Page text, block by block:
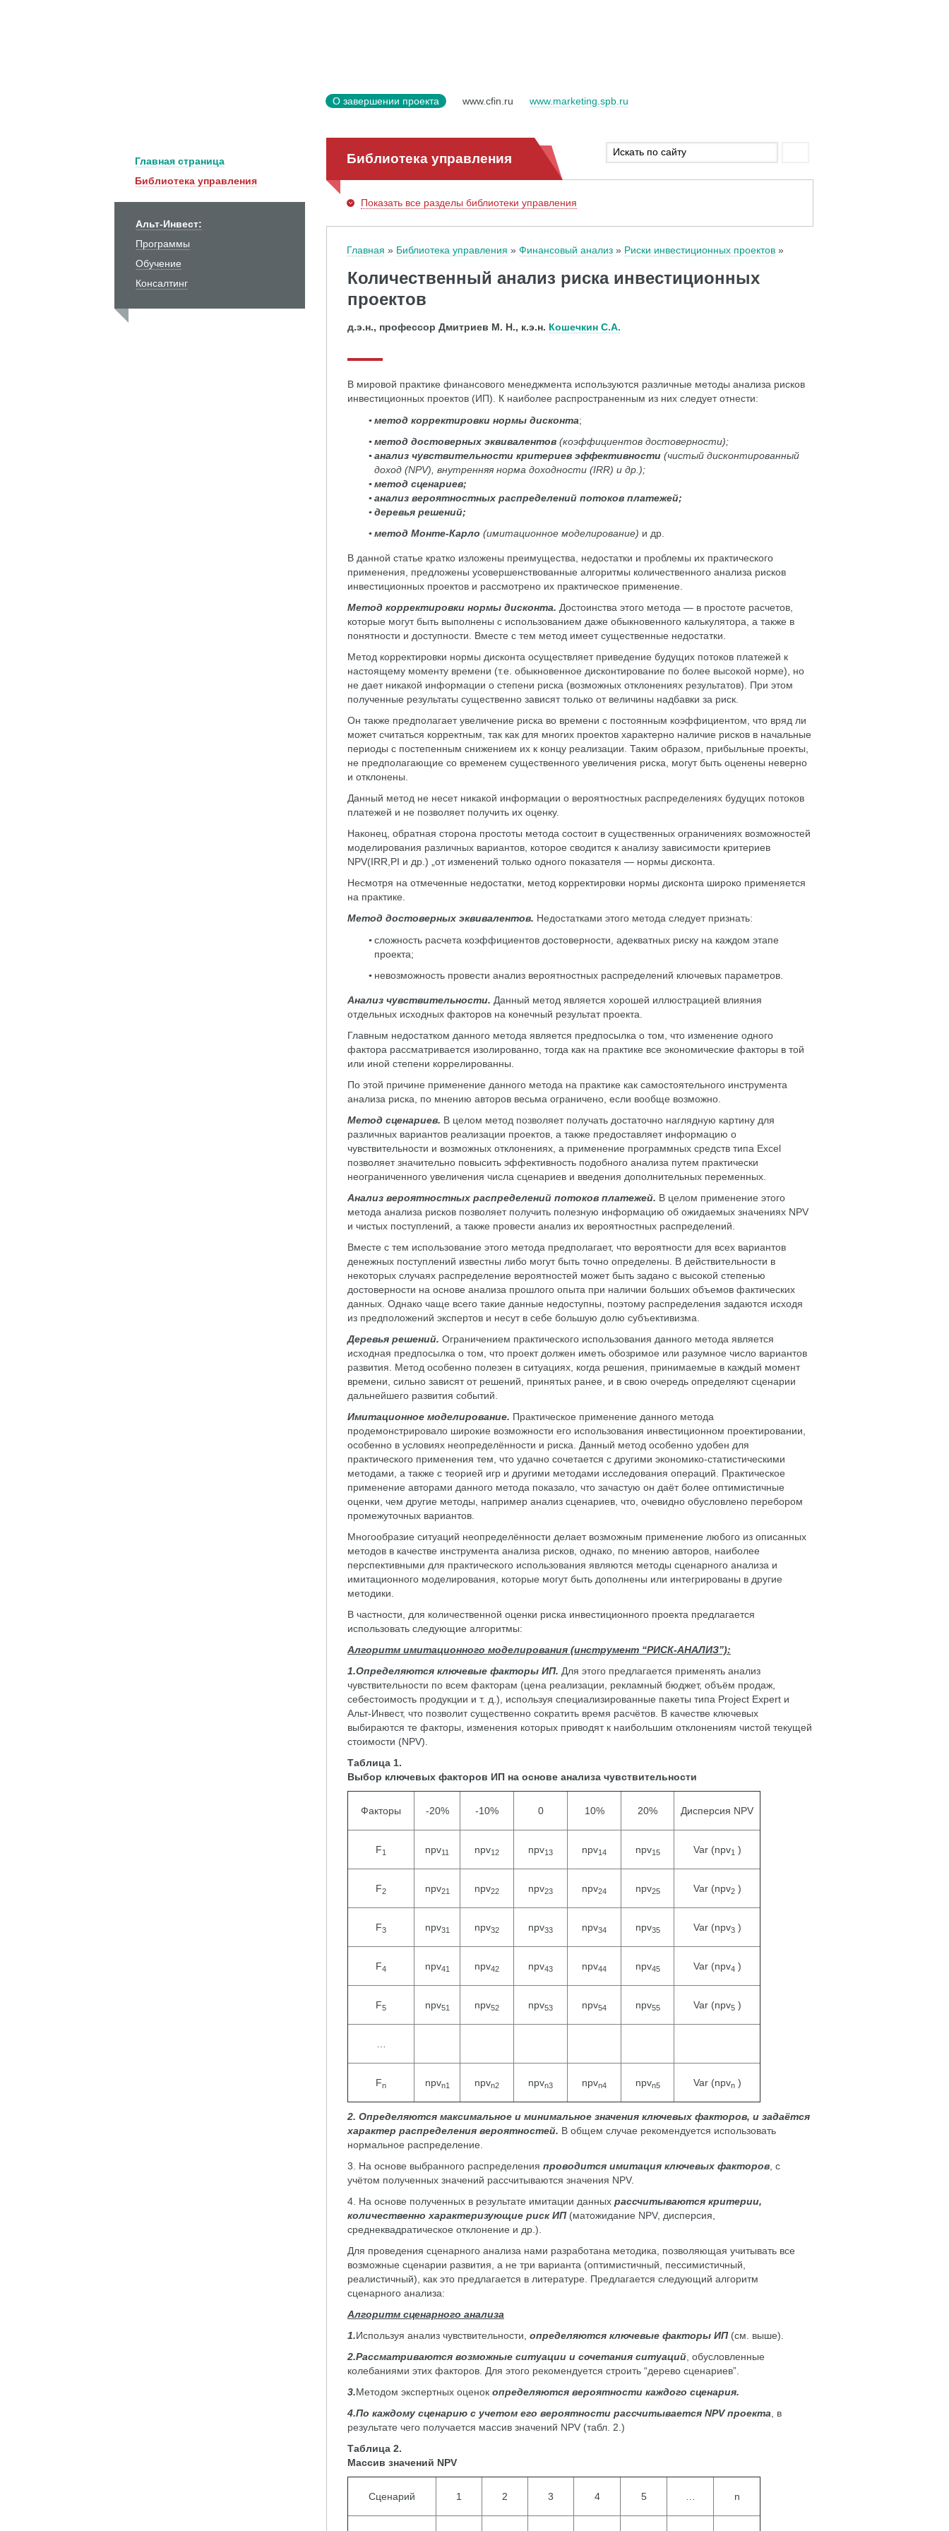
О завершении проекта www.cfin.ru www.marketing.spb.ru
Главная страница
Библиотека управления
Альт-Инвест:
Программы
Обучение
Консалтинг
Библиотека управления
Показать все разделы библиотеки управления
Главная Библиотека управления Финансовый анализ Риски инвестиционных проектов
Количественный анализ риска инвестиционных
проектов
д.э.н., профессор Дмитриев М. Н., к.э.н. Кошечкин С.А.
В мировой практике финансового менеджмента используются различные методы анализа рисков
инвестиционных проектов (ИП). К наиболее распространенным из них следует отнести:
метод корректировки нормы дисконта;
метод достоверных эквивалентов (коэффициентов достоверности);
анализ чувствительности критериев эффективности (чистый дисконтированный
доход (NPV), внутренняя норма доходности (IRR) и др.);
метод сценариев;
анализ вероятностных распределений потоков платежей;
деревья решений;
метод Монте-Карло (имитационное моделирование) и др.
В данной статье кратко изложены преимущества, недостатки и проблемы их практического
применения, предложены усовершенствованные алгоритмы количественного анализа рисков
инвестиционных проектов и рассмотрено их практическое применение.
Метод корректировки нормы дисконта. Достоинства этого метода — в простоте расчетов,
которые могут быть выполнены с использованием даже обыкновенного калькулятора, а также в
понятности и доступности. Вместе с тем метод имеет существенные недостатки.
Метод корректировки нормы дисконта осуществляет приведение будущих потоков платежей к
настоящему моменту времени (т.е. обыкновенное дисконтирование по более высокой норме), но
не дает никакой информации о степени риска (возможных отклонениях результатов). При этом
полученные результаты существенно зависят только от величины надбавки за риск.
Он также предполагает увеличение риска во времени с постоянным коэффициентом, что вряд ли
может считаться корректным, так как для многих проектов характерно наличие рисков в начальные
периоды с постепенным снижением их к концу реализации. Таким образом, прибыльные проекты,
не предполагающие со временем существенного увеличения риска, могут быть оценены неверно
и отклонены.
Данный метод не несет никакой информации о вероятностных распределениях будущих потоков
платежей и не позволяет получить их оценку.
Наконец, обратная сторона простоты метода состоит в существенных ограничениях возможностей
моделирования различных вариантов, которое сводится к анализу зависимости критериев
NPV(IRR,PI и др.) „от изменений только одного показателя — нормы дисконта.
Несмотря на отмеченные недостатки, метод корректировки нормы дисконта широко применяется
на практике.
Метод достоверных эквивалентов. Недостатками этого метода следует признать:
сложность расчета коэффициентов достоверности, адекватных риску на каждом этапе
проекта;
невозможность провести анализ вероятностных распределений ключевых параметров.
Анализ чувствительности. Данный метод является хорошей иллюстрацией влияния
отдельных исходных факторов на конечный результат проекта.
Главным недостатком данного метода является предпосылка о том, что изменение одного
фактора рассматривается изолированно, тогда как на практике все экономические факторы в той
или иной степени коррелированны.
По этой причине применение данного метода на практике как самостоятельного инструмента
анализа риска, по мнению авторов весьма ограничено, если вообще возможно.
Метод сценариев. В целом метод позволяет получать достаточно наглядную картину для
различных вариантов реализации проектов, а также предоставляет информацию о
чувствительности и возможных отклонениях, а применение программных средств типа Excel
позволяет значительно повысить эффективность подобного анализа путем практически
неограниченного увеличения числа сценариев и введения дополнительных переменных.
Анализ вероятностных распределений потоков платежей. В целом применение этого
метода анализа рисков позволяет получить полезную информацию об ожидаемых значениях NPV
и чистых поступлений, а также провести анализ их вероятностных распределений.
Вместе с тем использование этого метода предполагает, что вероятности для всех вариантов
денежных поступлений известны либо могут быть точно определены. В действительности в
некоторых случаях распределение вероятностей может быть задано с высокой степенью
достоверности на основе анализа прошлого опыта при наличии больших объемов фактических
данных. Однако чаще всего такие данные недоступны, поэтому распределения задаются исходя
из предположений экспертов и несут в себе большую долю субъективизма.
Деревья решений. Ограничением практического использования данного метода является
исходная предпосылка о том, что проект должен иметь обозримое или разумное число вариантов
развития. Метод особенно полезен в ситуациях, когда решения, принимаемые в каждый момент
времени, сильно зависят от решений, принятых ранее, и в свою очередь определяют сценарии
дальнейшего развития событий.
Имитационное моделирование. Практическое применение данного метода
продемонстрировало широкие возможности его использования инвестиционном проектировании,
особенно в условиях неопределённости и риска. Данный метод особенно удобен для
практического применения тем, что удачно сочетается с другими экономико-статистическими
методами, а также с теорией игр и другими методами исследования операций. Практическое
применение авторами данного метода показало, что зачастую он даёт более оптимистичные
оценки, чем другие методы, например анализ сценариев, что, очевидно обусловлено перебором
промежуточных вариантов.
Многообразие ситуаций неопределённости делает возможным применение любого из описанных
методов в качестве инструмента анализа рисков, однако, по мнению авторов, наиболее
перспективными для практического использования являются методы сценарного анализа и
имитационного моделирования, которые могут быть дополнены или интегрированы в другие
методики.
В частности, для количественной оценки риска инвестиционного проекта предлагается
использовать следующие алгоритмы:
Алгоритм имитационного моделирования (инструмент “РИСК-АНАЛИЗ”):
1.Определяются ключевые факторы ИП. Для этого предлагается применять анализ
чувствительности по всем факторам (цена реализации, рекламный бюджет, объём продаж,
себестоимость продукции и т. д.), используя специализированные пакеты типа Project Expert и
Альт-Инвест, что позволит существенно сократить время расчётов. В качестве ключевых
выбираются те факторы, изменения которых приводят к наибольшим отклонениям чистой текущей
стоимости (NPV).
Таблица 1.
Выбор ключевых факторов ИП на основе анализа чувствительности
Факторы -20% -10% 0 10% 20% Дисперсия NPV
F1 npv11 npv12 npv13 npv14 npv15 Var (npv1 )
F2 npv21 npv22 npv23 npv24 npv25 Var (npv2)
F3 npv31 npv32 npv33 npv34 npv35 Var (npv3)
F4 npv41 npv42 npv43 npv44 npv45 Var (npv4 )
F5 npv51 npv52 npv53 npv54 npv55 Var (npv5)
Fn npvn1 npvn2 npvn3 npvn4 npvn5 Var (npvn)
2. Определяются максимальное и минимальное значения ключевых факторов, и задаётся
характер распределения вероятностей. В общем случае рекомендуется использовать
нормальное распределение.
3. На основе выбранного распределения проводится имитация ключевых факторов , с
учётом полученных значений рассчитываются значения NPV.
4. На основе полученных в результате имитации данных рассчитываются критерии,
количественно характеризующие риск ИП(матожидание NPV, дисперсия,
среднеквадратическое отклонение и др.).
Для проведения сценарного анализа нами разработана методика, позволяющая учитывать все
возможные сценарии развития, а не три варианта (оптимистичный, пессимистичный,
реалистичный), как это предлагается в литературе. Предлагается следующий алгоритм
сценарного анализа:
Алгоритм сценарного анализа
1.Используя анализ чувствительности, определяются ключевые факторы ИП(см. выше).
2.Рассматриваются возможные ситуации и сочетания ситуаций , обусловленные
колебаниями этих факторов. Для этого рекомендуется строить “дерево сценариев”.
3.Методом экспертных оценок определяются вероятности каждого сценария.
4.По каждому сценарию с учетом его вероятности рассчитывается NPV проекта , в
результате чего получается массив значений NPV (табл. 2.)
Таблица 2.
Массив значений NPV
Сценарий 1 2 3 4 5 n